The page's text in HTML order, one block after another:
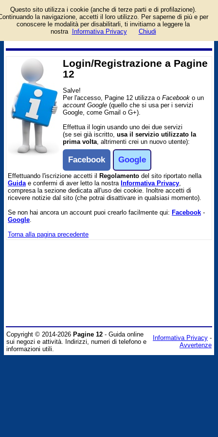
Pagina di login/registrazione
al sito Pagine 12. Per
l'accesso è richiesto un
account facebook o google.
Login/Registrazione a Pagine
12
Salve!
Per l'accesso, Pagine 12 utilizza o Facebook o un
account Google (quello che si usa per i servizi
Google, come Gmail o G+).
Effettua il login usando uno dei due servizi
(se sei già iscritto, usa il servizio utilizzato la
prima volta, altrimenti crei un nuovo utente):
Facebook Google
Effettuando l'iscrizione accetti il Regolamento del sito riportato nella
Guidae confermi di aver letto la nostra Informativa Privacy,
compresa la sezione dedicata all'uso dei cookie. Inoltre accetti di
ricevere notizie dal sito (che potrai disattivare in qualsiasi momento).
Se non hai ancora un account puoi crearlo facilmente qui: Facebook -
Google.
Torna alla pagina precedente
Copyright © 2014-2026 Pagine 12 - Guida online
sui negozi e attività. Indirizzi, numeri di telefono e
informazioni utili.
Informativa Privacy -
Avvertenze
Questo sito utilizza i cookie (anche di terze parti e di profilazione).
la navigazione, accetti il loro utilizzo. Per saperne di più e per
conoscere le modalità per disabilitarli, ti invitiamo a leggere la
nostra
Informativa Privacy Chiudi